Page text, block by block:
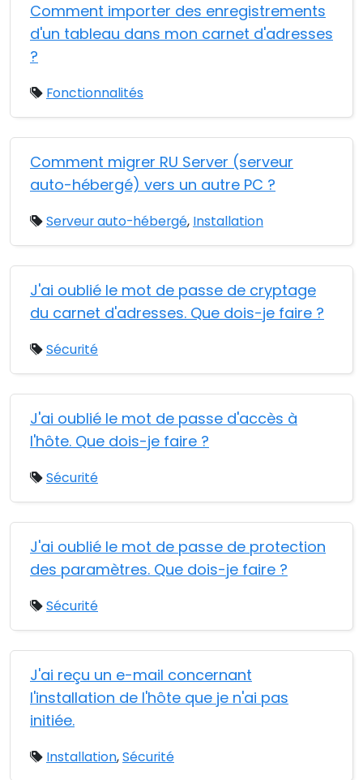
Comment importer des enregistrements
d'un tableau dans mon carnet d'adresses
?
Fonctionnalités
Comment migrer RU Server (serveur
auto-hébergé) vers un autre PC ?
Serveur auto-hébergé, Installation
J'ai oublié le mot de passe de cryptage
du carnet d'adresses. Que dois-je faire ?
Sécurité
J'ai oublié le mot de passe d'accès à
l'hôte. Que dois-je faire ?
Sécurité
J'ai oublié le mot de passe de protection
des paramètres. Que dois-je faire ?
Sécurité
J'ai reçu un e-mail concernant
l'installation de l'hôte que je n'ai pas
initiée.
Installation,Sécurité